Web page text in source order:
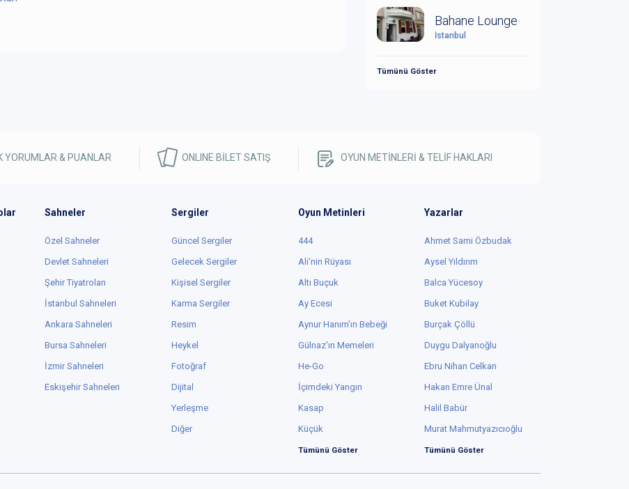
Bahane Lounge
İstanbul
Tümünü Göster
YORUMLAR & PUANLAR ONLINE BİLET SATIŞ OYUN METİNLERİ & TELİF HAKLARI
Sahneler
Özel Sahneler
Devlet Sahneleri
Şehir Tiyatroları
İstanbul Sahneleri
Ankara Sahneleri
Bursa Sahneleri
İzmir Sahneleri
Eskişehir Sahneleri
Sergiler
Güncel Sergiler
Gelecek Sergiler
Kişisel Sergiler
Karma Sergiler
Resim
Heykel
Fotoğraf
Dijital
Yerleşme
Diğer
Oyun Metinleri
444
Ali'nin Rüyası
Altı Buçuk
Ay Ecesi
Aynur Hanım'ın Bebeği
Gülnaz'ın Memeleri
He-Go
İçimdeki Yangın
Kasap
Küçük
Tümünü Göster
Yazarlar
Ahmet Sami Özbudak
Aysel Yıldırım
Balca Yücesoy
Buket Kubilay
Burçak Çöllü
Duygu Dalyanoğlu
Ebru Nihan Celkan
Hakan Emre Ünal
Halil Babür
Murat Mahmutyazıcıoğlu
Tümünü Göster